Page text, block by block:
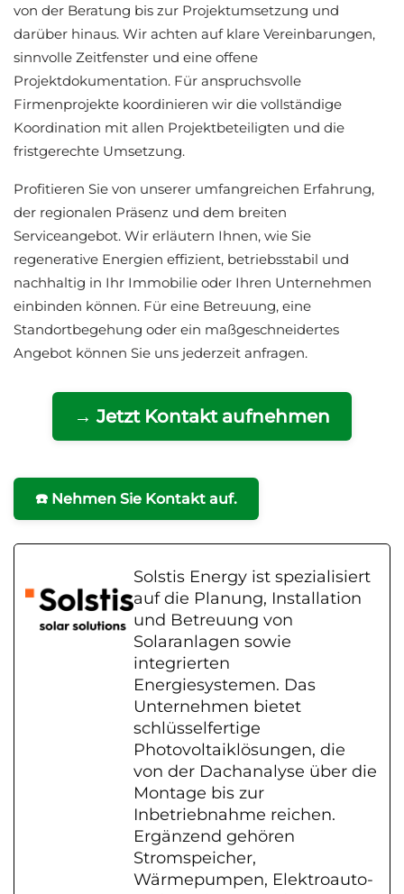
von der Beratung bis zur Projektumsetzung und
darüber hinaus. Wir achten auf klare Vereinbarungen,
sinnvolle Zeitfenster und eine offene
Projektdokumentation. Für anspruchsvolle
Firmenprojekte koordinieren wir die vollständige
Koordination mit allen Projektbeteiligten und die
fristgerechte Umsetzung.
Profitieren Sie von unserer umfangreichen Erfahrung,
der regionalen Präsenz und dem breiten
Serviceangebot. Wir erläutern Ihnen, wie Sie
regenerative Energien effizient, betriebsstabil und
nachhaltig in Ihr Immobilie oder Ihren Unternehmen
einbinden können. Für eine Betreuung, eine
Standortbegehung oder ein maßgeschneidertes
Angebot können Sie uns jederzeit anfragen.
→ Jetzt Kontakt aufnehmen
☎️ Nehmen Sie Kontakt auf.
Solstis Energy ist spezialisiert
auf die Planung, Installation
und Betreuung von
Solaranlagen sowie
integrierten
Energiesystemen. Das
Unternehmen bietet
schlüsselfertige
Photovoltaiklösungen, die
von der Dachanalyse über die
Montage bis zur
Inbetriebnahme reichen.
Ergänzend gehören
Stromspeicher,
Wärmepumpen, Elektroauto-